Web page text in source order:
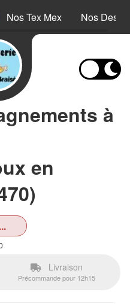
Nos Tex Mex Nos
à
en
Livraison
Précommande pour 12h15